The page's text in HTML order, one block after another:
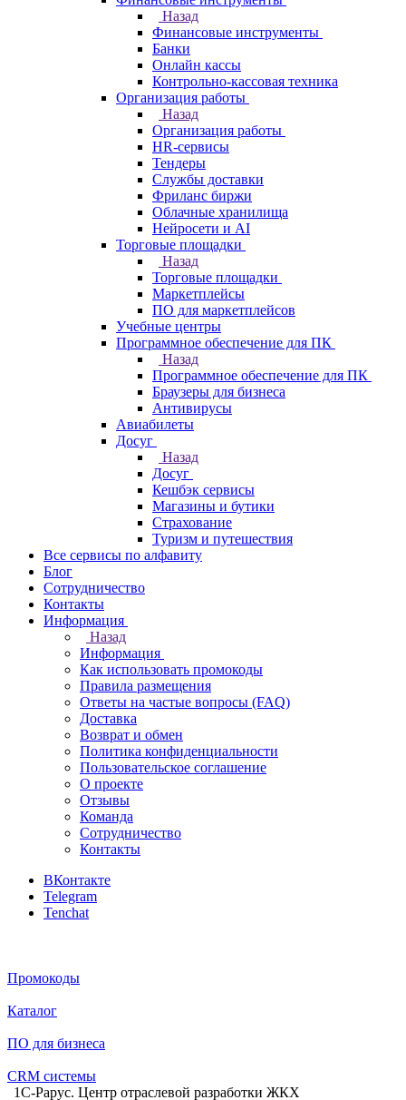
Назад
Финансовые инструменты
Банки
Онлайн кассы
Контрольно-кассовая техника
Организация работы
Назад
Организация работы
HR-сервисы
Тендеры
Службы доставки
Фриланс биржи
Облачные хранилища
Нейросети и AI
Торговые площадки
Назад
Торговые площадки
Маркетплейсы
ПО для маркетплейсов
Учебные центры
Программное обеспечение для ПК
Назад
Программное обеспечение для ПК
Браузеры для бизнеса
Антивирусы
Авиабилеты
Досуг
Назад
Досуг
Кешбэк сервисы
Магазины и бутики
Страхование
Туризм и путешествия
Все сервисы по алфавиту
Блог
Сотрудничество
Контакты
Информация
Назад
Информация
Как использовать промокоды
Правила размещения
Ответы на частые вопросы (FAQ)
Доставка
Возврат и обмен
Политика конфиденциальности
Пользовательское соглашение
О проекте
Отзывы
Команда
Сотрудничество
Контакты
ВКонтакте
Telegram
Tenchat
Промокоды
Каталог
ПО для бизнеса
CRM системы
1С-Рарус. Центр отраслевой разработки ЖКХ